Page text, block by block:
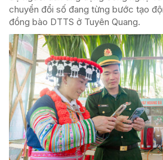
chuyển đổi số đang từng bước tạo
đồng bào DTTS ở Tuyên Quang.